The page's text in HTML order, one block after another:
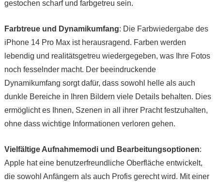
gestochen scharf und farbgetreu sein.
Farbtreue und Dynamikumfang: Die Farbwiedergabe des
iPhone 14 Pro Max ist herausragend. Farben werden
lebendig und realitätsgetreu wiedergegeben, was Ihre Fotos
noch fesselnder macht. Der beeindruckende
Dynamikumfang sorgt dafür, dass sowohl helle als auch
dunkle Bereiche in Ihren Bildern viele Details behalten. Dies
ermöglicht es Ihnen, Szenen in all ihrer Pracht festzuhalten,
ohne dass wichtige Informationen verloren gehen.
Vielfältige Aufnahmemodi und Bearbeitungsoptionen:
Apple hat eine benutzerfreundliche Oberfläche entwickelt,
die sowohl Anfängern als auch Profis gerecht wird. Mit einer